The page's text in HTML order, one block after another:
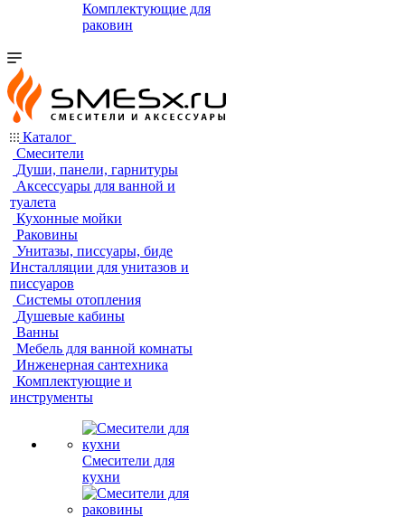
Комплектующие для
раковин
Каталог
Смесители
Души, панели, гарнитуры
Аксессуары для ванной и
туалета
Кухонные мойки
Раковины
Унитазы, писсуары, биде
Инсталляции для унитазов и
писсуаров
Системы отопления
Душевые кабины
Ванны
Мебель для ванной комнаты
Инженерная сантехника
Комплектующие и
инструменты
Смесители для
кухни